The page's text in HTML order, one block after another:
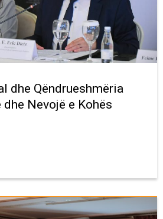
dhe Qëndrueshmëria
Nevojë e Kohës